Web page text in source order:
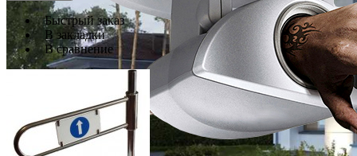
Быстрый заказ
В закладки
В сравнение